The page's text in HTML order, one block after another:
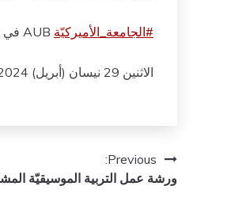
#الجامعة_الأميركيّة
الاثنين 29 نيسان (أبريل) 2024 – الساعة 5:00 عصرا
تصفّح
المقالات
Previous:
ورشة عمل التربية الموسيقيّة المشرقيّة في